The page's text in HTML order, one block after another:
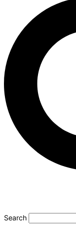
Search